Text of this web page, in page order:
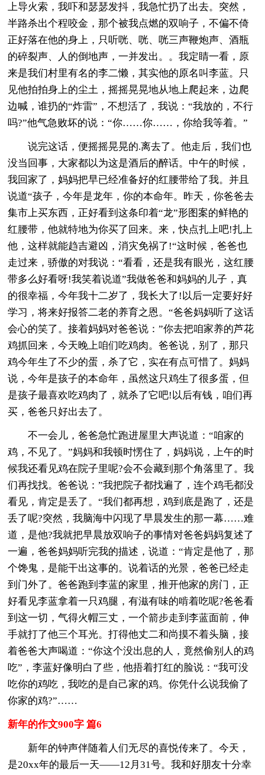
上导火索，我吓和瑟瑟发抖，我急忙扔了出去。突然，
半路杀出个程咬金，那个被我点燃的双响子，不偏不倚
正好落在他的身上，只听咣、咣、咣三声鞭炮声、酒瓶
的碎裂声、人的倒地声，一并发出。。我定睛一看，原
来是我们村里有名的李二懒，其实他的原名叫李蓝。只
见他拍拍身上的尘土，摇摇晃晃地从地上爬起来，边爬
边喊，谁扔的“炸雷”，不想活了，我说：“我放的，不行
吗?”他气急败坏的说：“你……你……，你给我等着。”
说完这话，便摇摇晃晃的.离去了。他走后，我们也
没当回事，大家都以为这是酒后的醉话。中午的时候，
我回家了，妈妈把早已经准备好的红腰带给了我。并且
说道“孩子，今年是龙年，你的本命年。昨天，你爸爸去
集市上买东西，正好看到这条印着“龙”形图案的鲜艳的
红腰带，他就特地为你买了回来。来，快点扎上吧!扎上
他，这样就能趋吉避凶，消灾免祸了!“这时候，爸爸也
走过来，骄傲的对我说：“看看，还是我有眼光，这红腰
带多么好看呀!我笑着说道”我做爸爸和妈妈的儿子，真
的很幸福，今年我十二岁了，我长大了!以后一定要好好
学习，将来好报答二老的养育之恩。“爸爸妈妈听了这话
会心的笑了。接着妈妈对爸爸说：”你去把咱家养的芦花
鸡抓回来，今天晚上咱们吃鸡肉。爸爸说，别了，那只
鸡今年生了不少的蛋，杀了它，实在有点可惜了。妈妈
说，今年是孩子的本命年，虽然这只鸡生了很多蛋，但
是孩子最喜欢吃鸡肉了，就杀了它吧!以后有钱，咱们再
买，爸爸只好出去了。
不一会儿，爸爸急忙跑进屋里大声说道：“咱家的
鸡，不见了。”妈妈和我顿时愣住了，妈妈说，上午的时
候我还看见鸡在院子里呢?会不会藏到那个角落里了。我
们再找找。爸爸说：”我把院子都找遍了，连个鸡毛都没
看见，肯定是丢了。“我们都再想，鸡到底是跑了，还是
丢了呢?突然，我脑海中闪现了早晨发生的那一幕……难
道，是他?我就把早晨放双响子的事情对爸爸妈妈复述了
一遍，爸爸妈妈听完我的描述，说道：“肯定是他了，那
个馋鬼，是能干出这事的。说着话的光景，爸爸已经走
到门外了。爸爸跑到李蓝的家里，推开他家的房门，正
好看见李蓝拿着一只鸡腿，有滋有味的啃着吃呢?爸爸看
到这一切，气得火帽三丈，一个箭步走到李蓝面前，伸
手就打了他三个耳光。打得他丈二和尚摸不着头脑，接
着爸爸大声喝道：“你这个没出息的人，竟然偷别人的鸡
吃”，李蓝好像明白了些，他捂着打红的脸说：“我可没
吃你的鸡吃，我吃的是自己家的鸡。你凭什么说我偷了
你家的鸡?”……
新年的作文900字 篇6
新年的钟声伴随着人们无尽的喜悦传来了。今天，
是20xx年的最后一天——12月31号。我和好朋友十分幸